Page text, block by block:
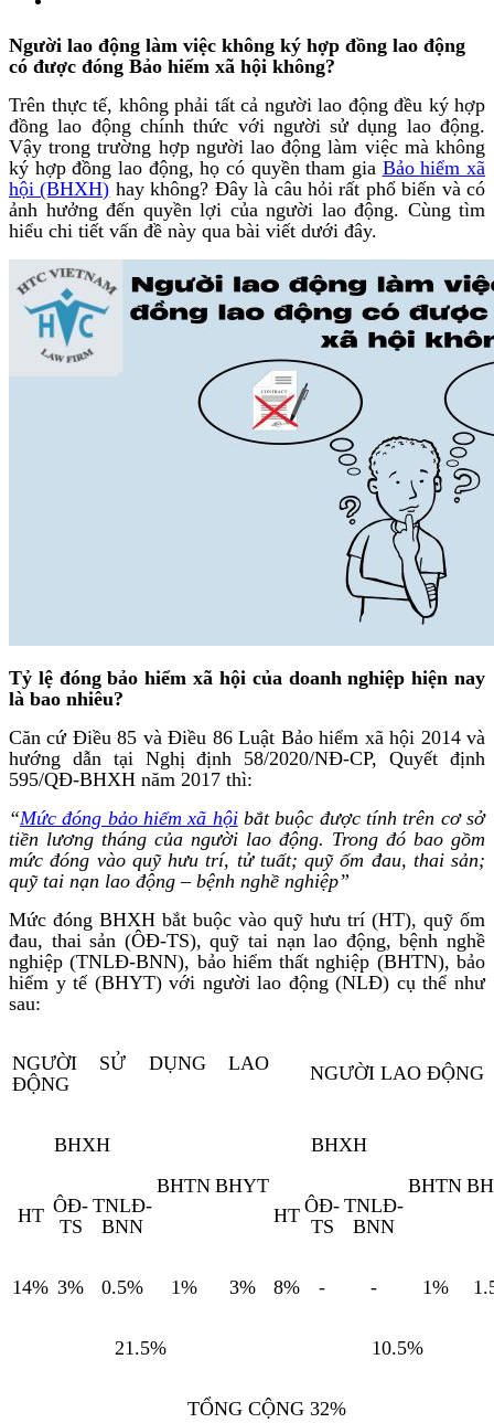
Người lao động làm việc không ký hợp đồng lao động
có được đóng Bảo hiểm xã hội không?
Trên thực tế, không phải tất cả người lao động đều ký hợp
đồng lao động chính thức với người sử dụng lao động.
Vậy trong trường hợp người lao động làm việc mà không
ký hợp đồng lao động, họ có quyền tham gia Bảo hiểm xã
hội (BHXH) hay không? Đây là câu hỏi rất phổ biến và có
ảnh hưởng đến quyền lợi của người lao động. Cùng tìm
hiểu chi tiết vấn đề này qua bài viết dưới đây.
Tỷ lệ đóng bảo hiểm xã hội của doanh nghiệp hiện nay
là bao nhiêu?
Căn cứ Điều 85 và Điều 86 Luật Bảo hiểm xã hội 2014 và
hướng dẫn tại Nghị định 58/2020/NĐ-CP, Quyết định
595/QĐ-BHXH năm 2017 thì:
“Mức đóng bảo hiểm xã hộibắt buộc được tính trên cơ sở
tiền lương tháng của người lao động. Trong đó bao gồm
mức đóng vào quỹ hưu trí, tử tuất; quỹ ốm đau, thai sản;
quỹ tai nạn lao động – bệnh nghề nghiệp”
Mức đóng BHXH bắt buộc vào quỹ hưu trí (HT), quỹ ốm
đau, thai sản (ÔĐ-TS), quỹ tai nạn lao động, bệnh nghề
nghiệp (TNLĐ-BNN), bảo hiểm thất nghiệp (BHTN), bảo
hiểm y tế (BHYT) với người lao động (NLĐ) cụ thể như
sau:
NGƯỜI SỬ DỤNG LAO
ĐỘNG
NGƯỜI LAO ĐỘNG
BHXH
BHTN BHYT
BHXH
BHTN
HT ÔĐ-
TS
TNLĐ-
BNN
HT ÔĐ-
TS
TNLĐ-
BNN
14% 3% 0.5% 1% 3% 8% - - 1%
21.5% 10.5%
TỔNG CỘNG 32%